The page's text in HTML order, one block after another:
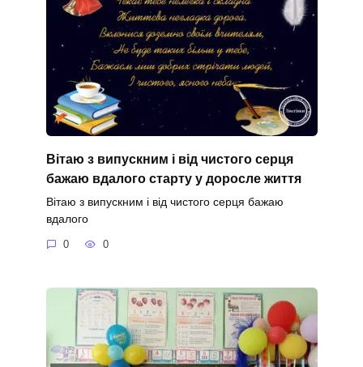
Вітаю з випускним і від чистого серця
бажаю вдалого старту у доросле життя
Вітаю з випускним і від чистого серця бажаю
вдалого
0 0